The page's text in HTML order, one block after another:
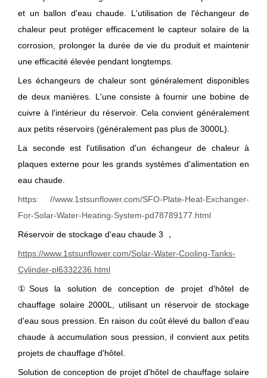
et un ballon d'eau chaude. L'utilisation de l'échangeur de
chaleur peut protéger efficacement le capteur solaire de la
corrosion, prolonger la durée de vie du produit et maintenir
une efficacité élevée pendant longtemps.
Les échangeurs de chaleur sont généralement disponibles
de deux manières. L'une consiste à fournir une bobine de
cuivre à l'intérieur du réservoir. Cela convient généralement
aux petits réservoirs (généralement pas plus de 3000L).
La seconde est l'utilisation d'un échangeur de chaleur à
plaques externe pour les grands systèmes d'alimentation en
eau chaude.
https: //www.1stsunflower.com/SFO-Plate-Heat-Exchanger-
For-Solar-Water-Heating-System-pd78789177.html
Réservoir de stockage d'eau chaude 3 ，
https://www.1stsunflower.com/Solar-Water-Cooling-Tanks-
Cylinder-pl6332236.html
①Sous la solution de conception de projet d'hôtel de
chauffage solaire 2000L, utilisant un réservoir de stockage
d'eau sous pression. En raison du coût élevé du ballon d'eau
chaude à accumulation sous pression, il convient aux petits
projets de chauffage d'hôtel.
Solution de conception de projet d'hôtel de chauffage solaire